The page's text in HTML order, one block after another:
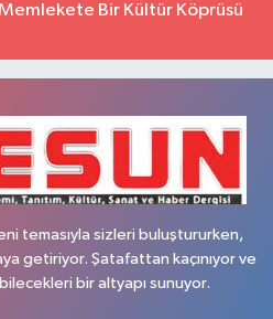
Bir Kültür Köprüsü
temasıyla sizleri buluştururken,
getiriyor. Şatafattan kaçınıyor ve
bir altyapı sunuyor.